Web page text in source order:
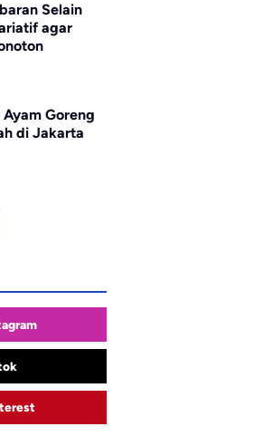
Selain
agar
Goreng
di Jakarta